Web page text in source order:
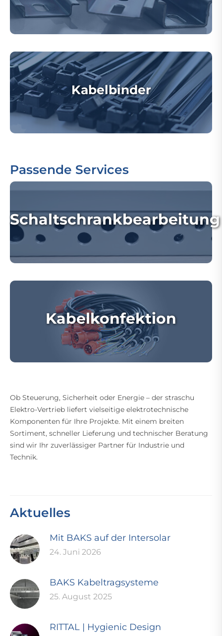
Kabelbinder
Passende Services
Schaltschrankbearbeitung
Kabelkonfektion
Ob Steuerung, Sicherheit oder Energie – der straschu
Elektro-Vertrieb liefert vielseitige elektrotechnische
Komponenten für Ihre Projekte. Mit einem breiten
Sortiment, schneller Lieferung und technischer Beratung
sind wir Ihr zuverlässiger Partner für Industrie und
Technik.
Aktuelles
Mit BAKS auf der Intersolar
24. Juni 2026
BAKS Kabeltragsysteme
25. August 2025
RITTAL | Hygienic Design